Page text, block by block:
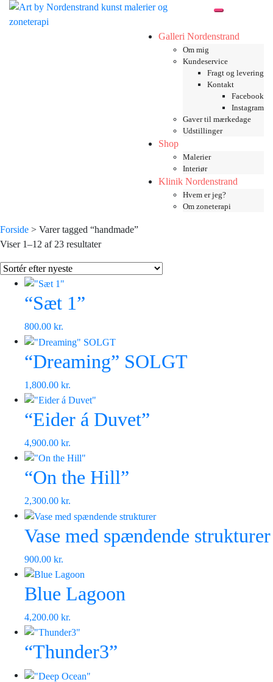
Skip
Galleri Nordenstrand
Om mig
Kundeservice
Fragt og levering
Kontakt
Facebook
Instagram
Gaver til mærkedage
Udstillinger
Shop
Malerier
Interiør
Klinik Nordenstrand
Hvem er jeg?
Om zoneterapi
Forside > Varer tagged “handmade”
Viser 1–12 af 23 resultaterSorteret
seneste
“Sæt 1”
800.00 kr.
“Dreaming” SOLGT
1,800.00 kr.
“Eider á Duvet”
4,900.00 kr.
“On the Hill”
2,300.00 kr.
Vase med spændende strukturer
900.00 kr.
Blue Lagoon
4,200.00 kr.
“Thunder3”